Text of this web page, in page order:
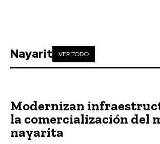
Nayarit VER TODO
Modernizan
la comercialización del
nayarita